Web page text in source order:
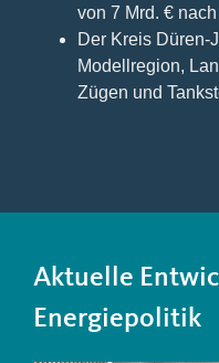
von 7 Mrd. €
Der Kreis Düren-
Modellregion,
Zügen und
Aktuelle
Energiepolitik